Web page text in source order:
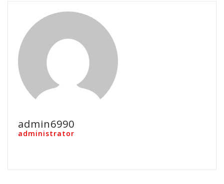
admin6990
administrator